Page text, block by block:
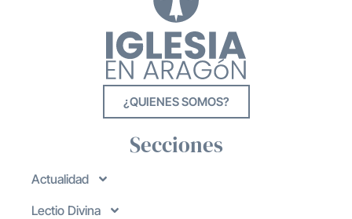
¿QUIENES SOMOS?
Secciones
Actualidad
Lectio Divina